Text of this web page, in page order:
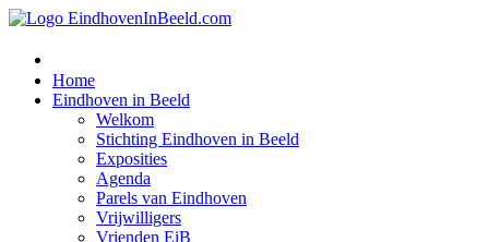
Home
Eindhoven in Beeld
Welkom
Stichting Eindhoven in Beeld
Exposities
Agenda
Parels van Eindhoven
Vrijwilligers
Vrienden EiB